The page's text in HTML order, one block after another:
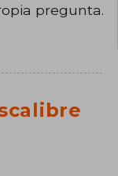
pregunta.